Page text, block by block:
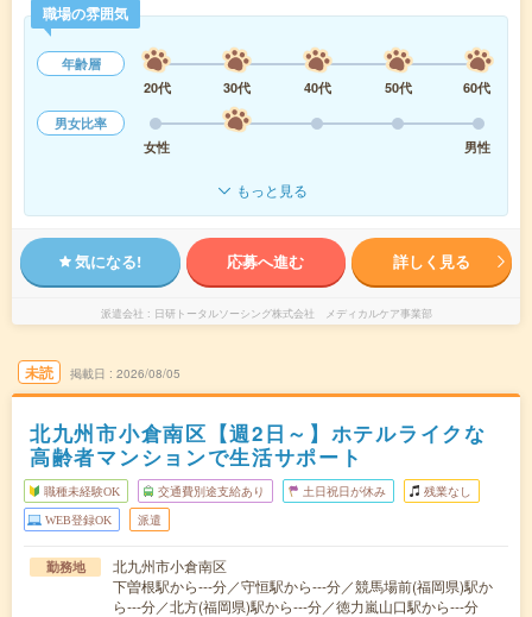
職場の雰囲気
年齢層
20代
30代 40代 50代
60代
男女比率
女性
男性
もっと見る
気になる! 応募へ進む 詳しく見る
派遣会社 日研トータルソーシング株式会社 メディカルケア事業部
未読 掲載日 2026/08/05
北九州市小倉南区【週2日～】ホテルライクな
高齢者マンションで生活サポート
職種未経験OK 交通費別途支給あり 土日祝日が休み 残業なし
WEB登録OK 派遣
勤務地
北九州市小倉南区
下曽根駅から---分／守恒駅から---分／競馬場前(福岡県)駅か
ら---分／北方(福岡県)駅から---分／徳力嵐山口駅から---分